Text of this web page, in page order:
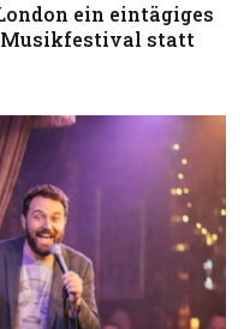
ein eintägiges
Musikfestival statt